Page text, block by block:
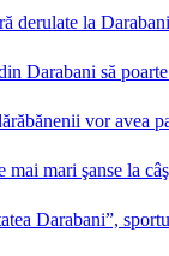
derulate la
Darabani să
vor avea
mari şanse la
Darabani”,